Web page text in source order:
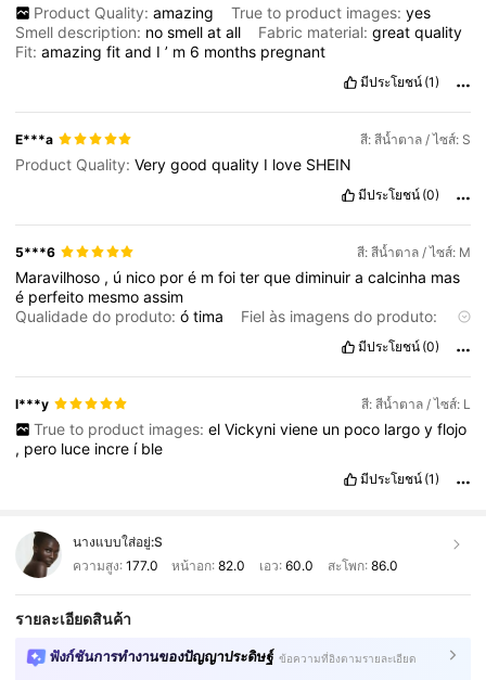
Product Quality: amazing True to product images: yes
Smell description: nosmellatall Fabric material:greatquality
Fit:amazingfitand I’ m 6 months pregnant
มีประโยชน์ (1)
E***a สี: สีน้ำตาล / ไซส์: S
Product Quality:Verygoodquality I love SHEIN
มีประโยชน์ (0)
5***6 สี: สีน้ำตาล / ไซส์: M
Maravilhoso , ú nico poré mfoiterquediminuiracalcinha mas
é perfeito mesmoassim
Qualidade do produto:ótima
Fiel às imagens do produto:
มีประโยชน์ (0)
l***y สี: สีน้ำตาล / ไซส์: L
True to product images: el Vickyni viene un poco largo y flojo
, pero luce incre í ble
มีประโยชน์ (1)
นางแบบใส่อยู่:S
ความสูง: 177.0 หน้าอก:82.0 เอว: 60.0 สะโพก: 86.0
รายละเอียดสินค้า
ฟังก์ชันการทำงานของปัญญาประดิษฐ์ ข้อความที่อิงตามรายละเอียด